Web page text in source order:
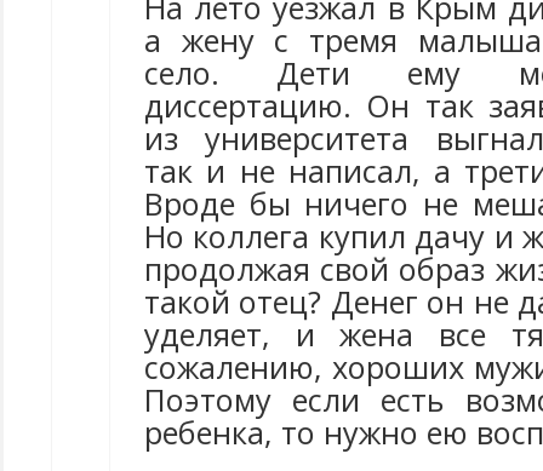
а жену с тремя
село. Дети ему
диссертацию. Он так
из университета
так и не написал, а
Вроде бы ничего не
Но коллега купил дачу и
продолжая свой образ
такой отец? Денег он не
уделяет, и жена все
сожалению, хороших
Поэтому если есть
ребенка, то нужно ею